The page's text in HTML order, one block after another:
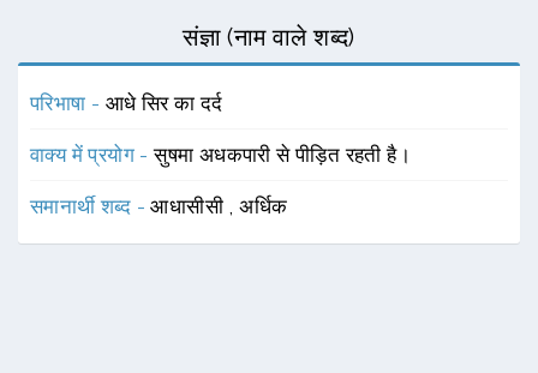
संज्ञा (नाम वाले शब्द)
परिभाषा - आधे सिर का दर्द
वाक्य में प्रयोग -सुषमा अधकपारी से पीड़ित रहती है।
समानार्थी शब्द -आधासीसी ,अर्धिक